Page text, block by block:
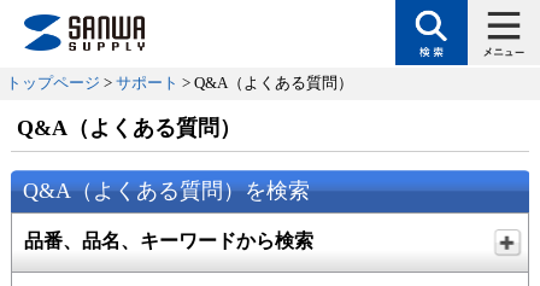
トップページ > サポート > Q&A（よくある質問）
Q&A（よくある質問）
Q&A（よくある質問）を検索
品番、品名、キーワードから検索